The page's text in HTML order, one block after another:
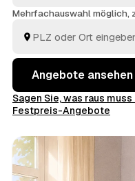
wenn es eilig ist. Die
Mehrfachauswahl möglich,
Angebote ansehen
Sagen Sie, was raus
Festpreis-Angebote